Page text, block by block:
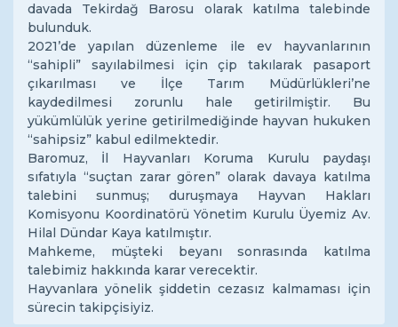
davada Tekirdağ Barosu olarak katılma talebinde
bulunduk.
2021’de yapılan düzenleme ile ev hayvanlarının
“sahipli” sayılabilmesi için çip takılarak pasaport
çıkarılması ve İlçe Tarım Müdürlükleri’ne
kaydedilmesi zorunlu hale getirilmiştir. Bu
yükümlülük yerine getirilmediğinde hayvan hukuken
“sahipsiz” kabul edilmektedir.
Baromuz, İl Hayvanları Koruma Kurulu paydaşı
sıfatıyla “suçtan zarar gören” olarak davaya katılma
talebini sunmuş; duruşmaya Hayvan Hakları
Komisyonu Koordinatörü Yönetim Kurulu Üyemiz Av.
Hilal Dündar Kaya katılmıştır.
Mahkeme, müşteki beyanı sonrasında katılma
talebimiz hakkında karar verecektir.
Hayvanlara yönelik şiddetin cezasız kalmaması için
sürecin takipçisiyiz.